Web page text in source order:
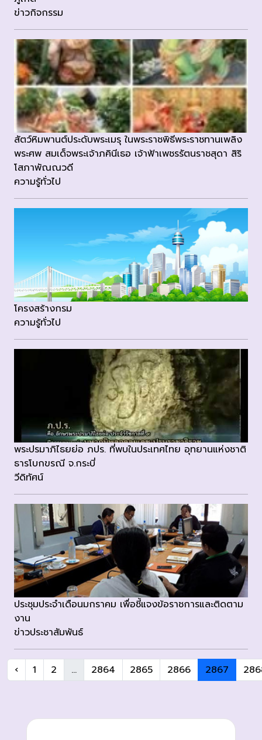
ข่าวกิจกรรม
สัตว์หิมพานต์ประดับพระเมรุ ในพระราชพิธีพระราชทานเพลิง
พระศพ สมเด็จพระเจ้าภคินีเธอ เจ้าฟ้าเพชรรัตนราชสุดา สิริ
โสภาพัณณวดี
ความรู้ทั่วไป
โครงสร้างกรม
ความรู้ทั่วไป
พระปรมาภิไธยย่อ ภปร. ที่พบในประเทศไทย อุทยานแห่งชาติ
ธารโบกขรณี จ.กระบี่
วีดิทัศน์
ประชุมประจำเดือนมกราคม เพื่อชี้แจงข้อราชการและติดตาม
งาน
ข่าวประชาสัมพันธ์
‹ 1 2 ... 2864 2865 2866 2867